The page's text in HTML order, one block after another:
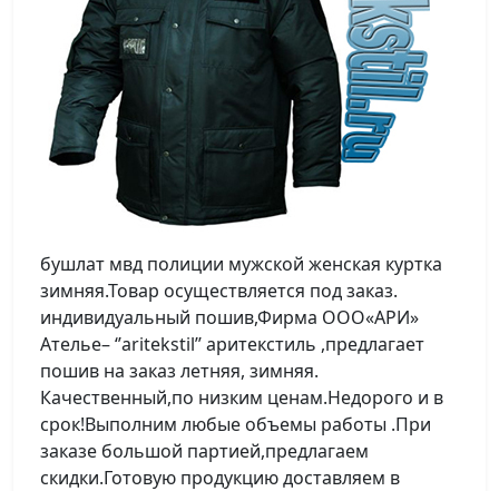
бушлат мвд полиции мужской женская куртка
зимняя.Товар осуществляется под заказ.
индивидуальный пошив,Фирма ООО«АРИ»
Ателье– ‘’aritekstil’’ аритекстиль ,предлагает
пошив на заказ летняя, зимняя.
Качественный,по низким ценам.Недорого и в
срок!Выполним любые объемы работы .При
заказе большой партией,предлагаем
скидки.Готовую продукцию доставляем в